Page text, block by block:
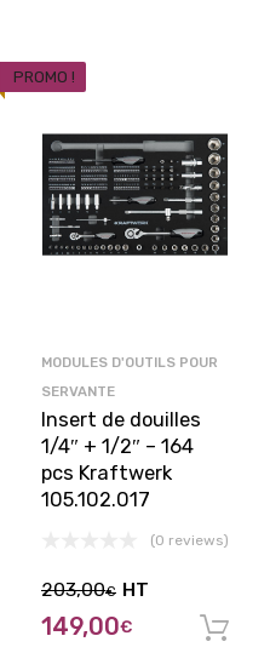
PROMO !
MODULES D'OUTILS POUR
SERVANTE
Insert de douilles
1/4″ + 1/2″ – 164
pcs Kraftwerk
105.102.017
(0 reviews)
203,00€
149,00€
HT